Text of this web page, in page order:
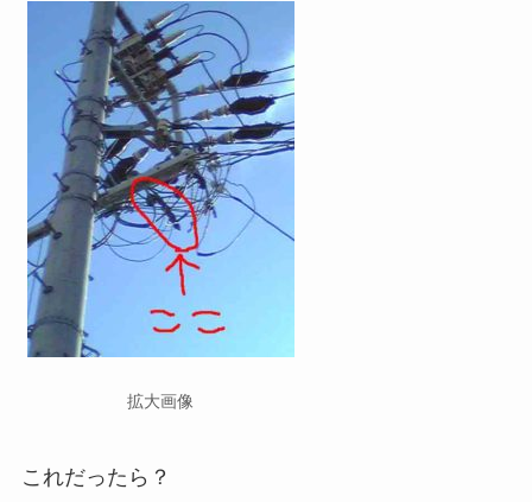
拡大画像
これだったら？